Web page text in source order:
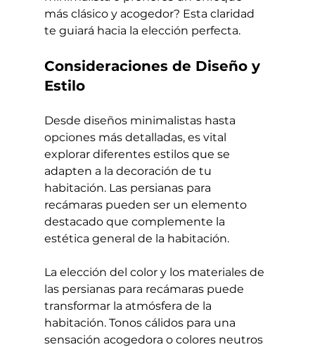
más clásico y acogedor? Esta claridad
te guiará hacia la elección perfecta.
Consideraciones de Diseño y
Estilo
Desde diseños minimalistas hasta
opciones más detalladas, es vital
explorar diferentes estilos que se
adapten a la decoración de tu
habitación. Las persianas para
recámaras pueden ser un elemento
destacado que complemente la
estética general de la habitación.
La elección del color y los materiales de
las persianas para recámaras puede
transformar la atmósfera de la
habitación. Tonos cálidos para una
sensación acogedora o colores neutros